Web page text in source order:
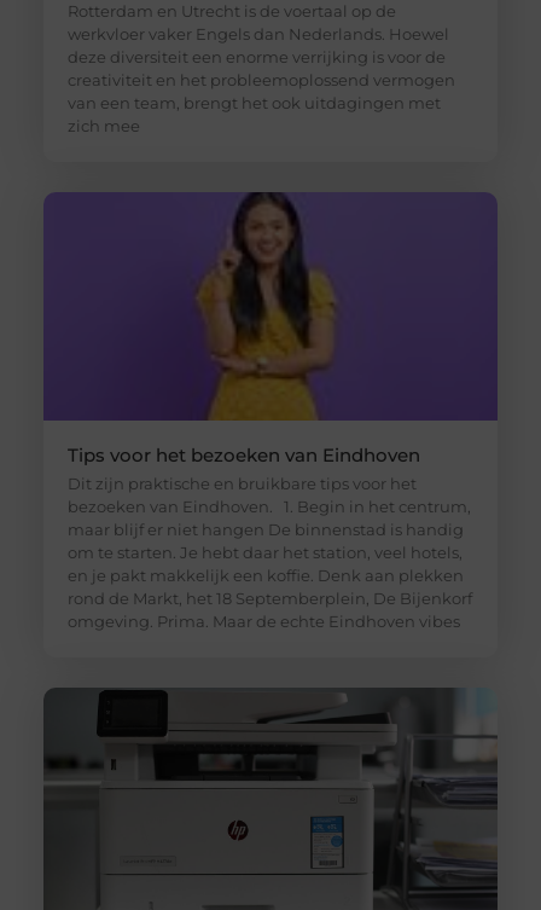
Rotterdam en Utrecht is de voertaal op de
werkvloer vaker Engels dan Nederlands. Hoewel
deze diversiteit een enorme verrijking is voor de
creativiteit en het probleemoplossend vermogen
van een team, brengt het ook uitdagingen met
zich mee
Tips voor het bezoeken van Eindhoven
Dit zijn praktische en bruikbare tips voor het
bezoeken van Eindhoven. 1. Begin in het centrum,
maar blijf er niet hangen De binnenstad is handig
om te starten. Je hebt daar het station, veel hotels,
en je pakt makkelijk een koffie. Denk aan plekken
rond de Markt, het 18 Septemberplein, De Bijenkorf
omgeving. Prima. Maar de echte Eindhoven vibes